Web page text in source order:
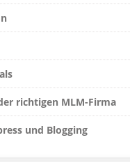
Themen
Fallstudien
im MLM